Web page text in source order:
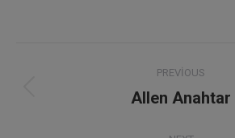
navigation
PREVIOUS
Previous
Allen Anahtar